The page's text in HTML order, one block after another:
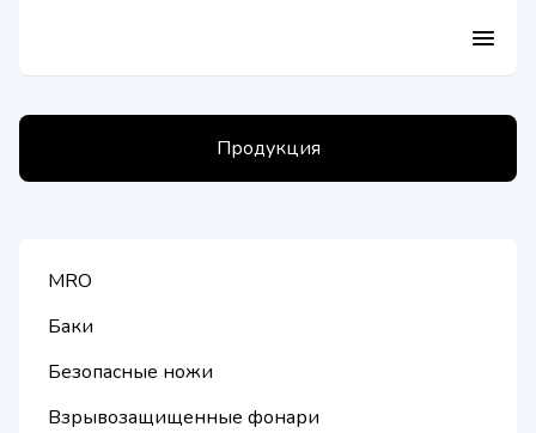
menu
Продукция
MRO
Баки
Безопасные ножи
Взрывозащищенные фонари